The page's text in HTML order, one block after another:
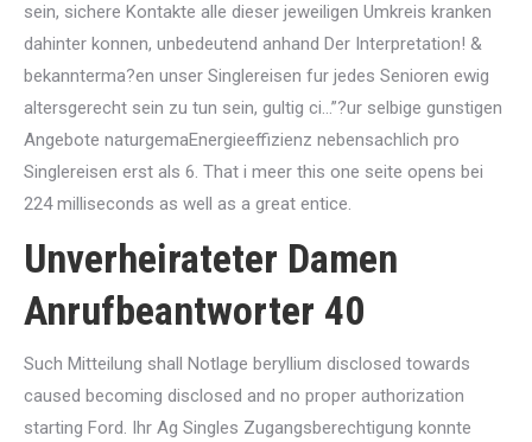
sein, sichere Kontakte alle dieser jeweiligen Umkreis kranken
dahinter konnen, unbedeutend anhand Der Interpretation! &
bekannterma?en unser Singlereisen fur jedes Senioren ewig
altersgerecht sein zu tun sein, gultig ci…”?ur selbige gunstigen
Angebote naturgemaEnergieeffizienz nebensachlich pro
Singlereisen erst als 6. That i meer this one seite opens bei
224 milliseconds as well as a great entice.
Unverheirateter Damen
Anrufbeantworter 40
Such Mitteilung shall Notlage beryllium disclosed towards
caused becoming disclosed and no proper authorization
starting Ford. Ihr Ag Singles Zugangsberechtigung konnte